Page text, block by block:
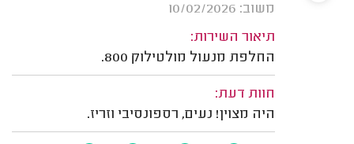
משוב: 10/02/2026
תיאור השירות:
החלפת מנעול מולטילוק 800.
חוות דעת:
היה מצוין! נעים, רספונסיבי וזריז.